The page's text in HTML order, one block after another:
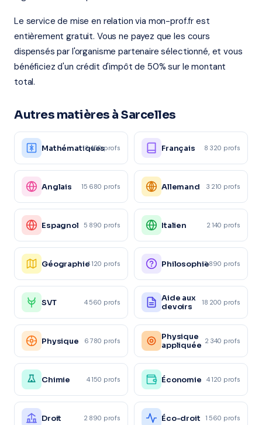
Le service de mise en relation via mon-prof.fr est
entièrement gratuit. Vous ne payez que les cours
dispensés par l'organisme partenaire sélectionné, et vous
bénéficiez d'un crédit d'impôt de 50% sur le montant
total.
Autres matières à Sarcelles
Mathématiques
12 450 profs Français 8 320 profs
Anglais 15 680 profs Allemand 3 210 profs
Espagnol 5 890 profs Italien 2 140 profs
Géographie4 120 profs Philosophie3 890 profs
SVT 4 560 profs
Aide aux
devoirs
18 200 profs
Physique 6 780 profs
Physique
appliquée 2 340 profs
Chimie 4 150 profs Économie 4 120 profs
Droit 2 890 profs Éco-droit 1 560 profs